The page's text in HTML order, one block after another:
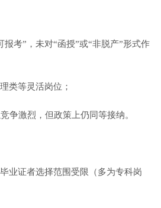
考”，未对“函授”或“非脱产”形式作
类等灵活岗位；
激烈，但政策上仍同等接纳。
证者选择范围受限（多为专科岗